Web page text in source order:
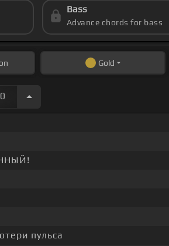
Bass
Advance chords for bass
Gold
пульса